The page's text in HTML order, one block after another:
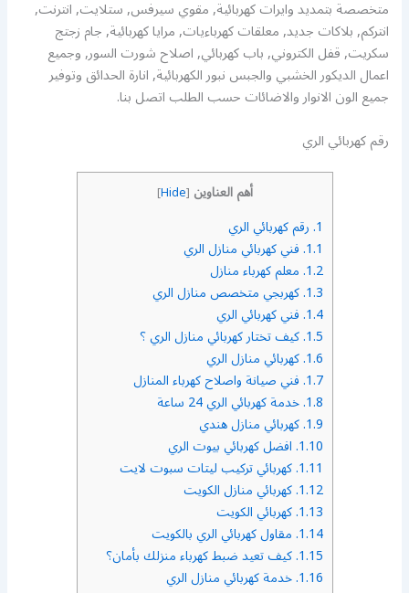
متخصصة بتمديد وايرات كهربائية, مقوي سيرفس, ستلايت, انترنت,
انتركم, بلاكات جديد, معلقات كهرباءيات, مرايا كهربائية, جام زجتج
سكريت, قفل الكتروني, باب كهربائي, اصلاح شورت السور, وجميع
اعمال الديكور الخشبي والجبس نبور الكهربائية, انارة الحدائق وتوفير
جميع الون الانوار والاضائات حسب الطلب اتصل بنا.
رقم كهربائي الري
أهم العناوين [
Hide
]
1. رقم كهربائي الري
1.1. فني كهربائي منازل الري
1.2. معلم كهرباء منازل
1.3. كهربجي متخصص منازل الري
1.4. فني كهربائي الري
1.5. كيف تختار كهربائي منازل الري ؟
1.6. كهربائي منازل الري
1.7. فني صيانة واصلاح كهرباء المنازل
1.8. خدمة كهربائي الري 24 ساعة
1.9. كهربائي منازل هندي
1.10. افضل كهربائي بيوت الري
1.11. كهربائي تركيب ليتات سبوت لايت
1.12. كهربائي منازل الكويت
1.13. كهربائي الكويت
1.14. مقاول كهربائي الري بالكويت
1.15. كيف تعيد ضبط كهرباء منزلك بأمان؟
1.16. خدمة كهربائي منازل الري